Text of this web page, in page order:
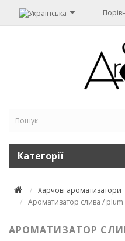
Категорії
Харчові ароматизатори
Ароматизатор слива / plum
АРОМАТИЗАТОР